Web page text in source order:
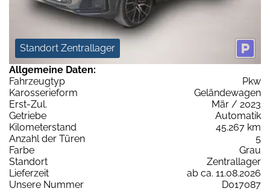
Standort Zentrallager
Allgemeine Daten:
Fahrzeugtyp
Pkw
Karosserieform
Geländewagen
Erst-Zul.
Mär / 2023
Getriebe
Automatik
Kilometerstand
45.267 km
Anzahl der Türen
5
Farbe
Grau
Standort
Zentrallager
Lieferzeit
ab ca. 11.08.2026
Unsere Nummer
D017087